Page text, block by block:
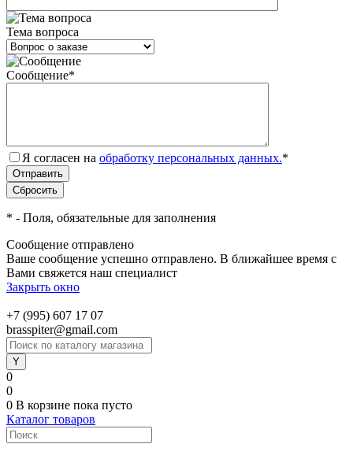
Тема вопроса
Сообщение*
Я согласен на обработку персональных данных.*
* - Поля, обязательные для заполнения
Сообщение отправлено
Ваше сообщение успешно отправлено. В ближайшее время с
Вами свяжется наш специалист
Закрыть окно
+7 (995) 607 17 07
brasspiter@gmail.com
0
0
0 В корзине пока пусто
Каталог товаров